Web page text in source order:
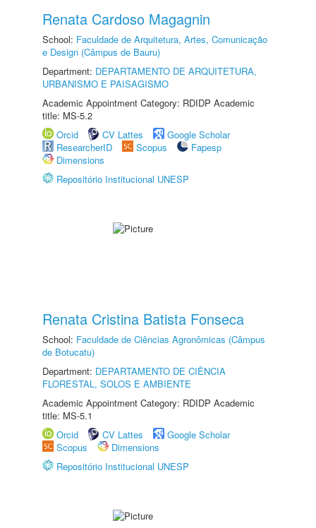
Renata Cardoso Magagnin
School: Faculdade de Arquitetura, Artes, Comunicação
e Design (Câmpus de Bauru)
Department: DEPARTAMENTO DE ARQUITETURA,
URBANISMO E PAISAGISMO
Academic Appointment Category: RDIDP Academic
title: MS-5.2
Orcid
CV Lattes
Google Scholar
ResearcherID
Scopus
Fapesp
Dimensions
Repositório Institucional UNESP
Renata Cristina Batista Fonseca
School: Faculdade de Ciências Agronômicas (Câmpus
de Botucatu)
Department: DEPARTAMENTO DE CIÊNCIA
FLORESTAL, SOLOS E AMBIENTE
Academic Appointment Category: RDIDP Academic
title: MS-5.1
Orcid
CV Lattes
Google Scholar
Scopus
Dimensions
Repositório Institucional UNESP